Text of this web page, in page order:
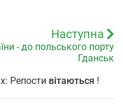
Наступна
- до польського порту
Гданськ
Репости вітаються !